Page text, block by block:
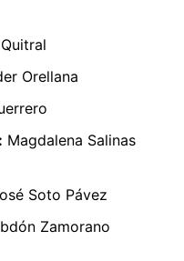
Orellana
Magdalena Salinas
Soto Pávez
Zamorano